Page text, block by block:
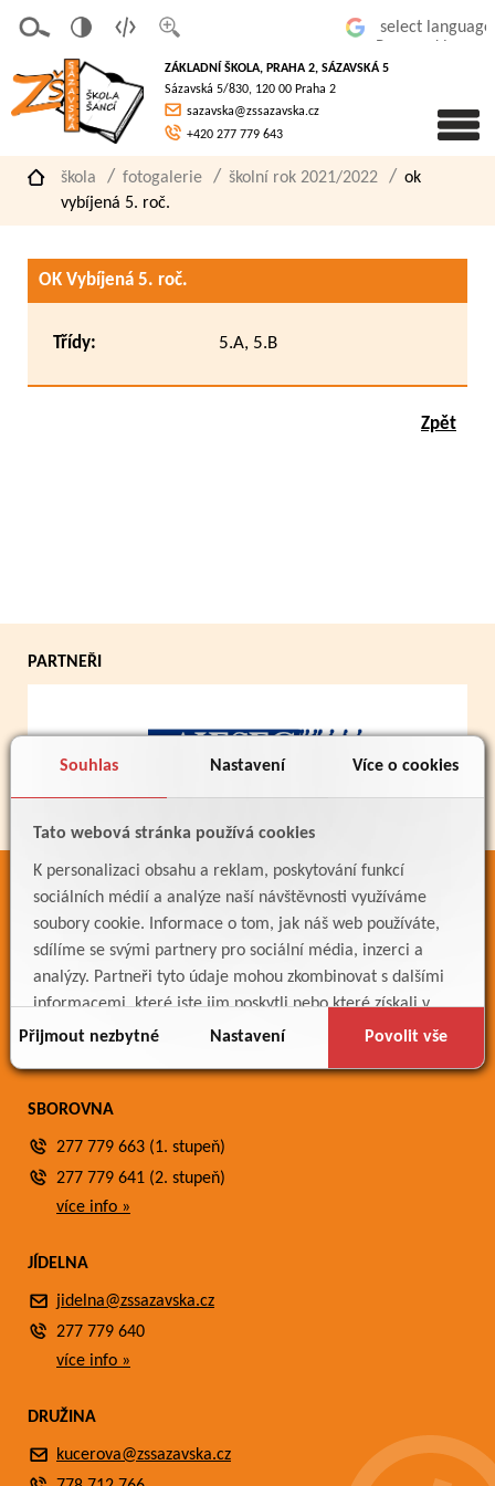
Souhlas Nastavení Více o cookies
Tato webová stránka používá cookies
K personalizaci obsahu a reklam, poskytování funkcí
sociálních médií a analýze naší návštěvnosti využíváme
soubory cookie. Informace o tom, jak náš web používáte,
sdílíme se svými partnery pro sociální média, inzerci a
analýzy. Partneři tyto údaje mohou zkombinovat s dalšími
informacemi, které jste jim poskytli nebo které získali v
důsledku toho, že používáte jejich služby.
Přijmout nezbytné Nastavení Povolit vše
písmo
á
verze
pro
slaboz
raké
ZÁKLADNÍ ŠKOLA, PRAHA 2, SÁZAVSKÁ 5
Sázavská 5/830, 120 00 Praha 2
sazavska@zssazavska.cz
+420 277 779 643
škola fotogalerie školní rok 2021/2022
ok
vybíjená 5. roč.
OK Vybíjená 5. roč.
Třídy: 5.A, 5.B
Zpět
PARTNEŘI
ODKAZY
Bakaláři
Jídelníček
Meteostanice
SBOROVNA
277 779 663 (1. stupeň)
277 779 641 (2. stupeň)
více info »
JÍDELNA
jidelna@zssazavska.cz
277 779 640
více info »
DRUŽINA
kucerova@zssazavska.cz